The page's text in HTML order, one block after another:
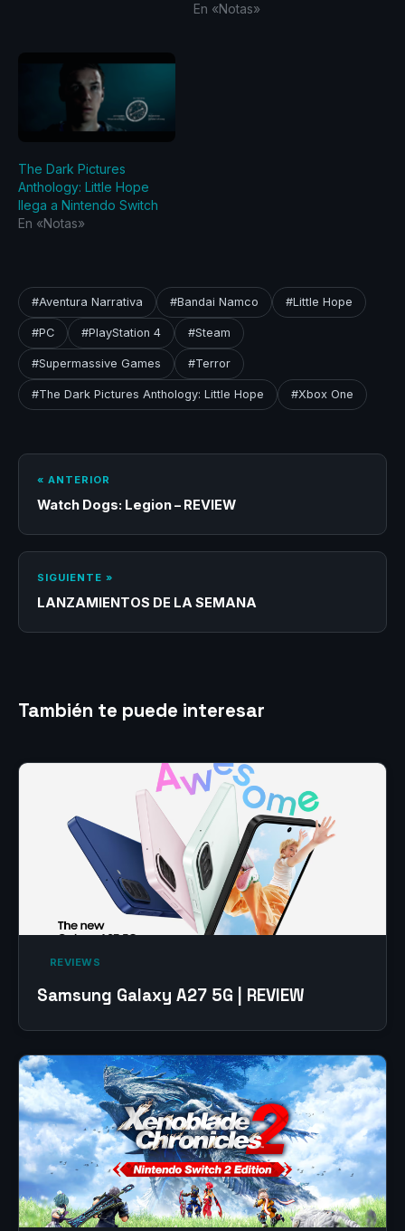
En «Notas»
The Dark Pictures
Anthology: Little Hope
llega a Nintendo Switch
En «Notas»
#Aventura Narrativa #Bandai Namco #Little Hope
#PC #PlayStation 4 #Steam
#Supermassive Games #Terror
#The Dark Pictures Anthology: Little Hope #Xbox One
« ANTERIOR
Watch Dogs: Legion – REVIEW
SIGUIENTE »
LANZAMIENTOS DE LA SEMANA
También te puede interesar
‎ REVIEWS‎
Samsung Galaxy A27 5G | REVIEW